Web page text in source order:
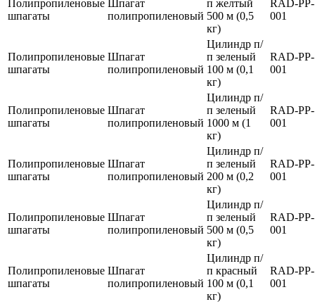
Полипропиленовые
шпагаты
Шпагат
полипропиленовый
п желтый
500 м (0,5
кг)
RAD-PP-
001
Полипропиленовые
шпагаты
Шпагат
полипропиленовый
Цилиндр п/
п зеленый
100 м (0,1
кг)
RAD-PP-
001
Полипропиленовые
шпагаты
Шпагат
полипропиленовый
Цилиндр п/
п зеленый
1000 м (1
кг)
RAD-PP-
001
Полипропиленовые
шпагаты
Шпагат
полипропиленовый
Цилиндр п/
п зеленый
200 м (0,2
кг)
RAD-PP-
001
Полипропиленовые
шпагаты
Шпагат
полипропиленовый
Цилиндр п/
п зеленый
500 м (0,5
кг)
RAD-PP-
001
Полипропиленовые
шпагаты
Шпагат
полипропиленовый
Цилиндр п/
п красный
100 м (0,1
кг)
RAD-PP-
001